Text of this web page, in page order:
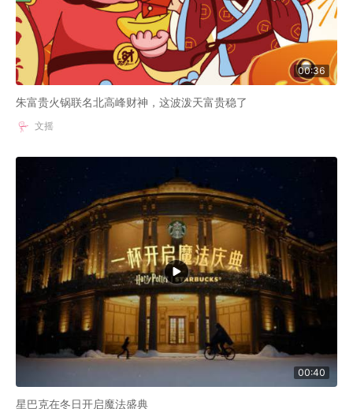
00:36
朱富贵火锅联名北高峰财神，这波泼天富贵稳了
文摇
00:40
星巴克在冬日开启魔法盛典